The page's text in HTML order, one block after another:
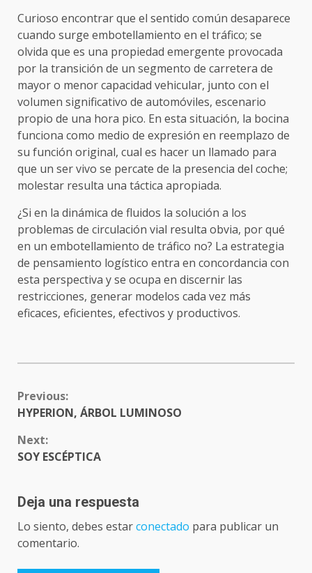
Curioso encontrar que el sentido común desaparece
cuando surge embotellamiento en el tráfico; se
olvida que es una propiedad emergente provocada
por la transición de un segmento de carretera de
mayor o menor capacidad vehicular, junto con el
volumen significativo de automóviles, escenario
propio de una hora pico. En esta situación, la bocina
funciona como medio de expresión en reemplazo de
su función original, cual es hacer un llamado para
que un ser vivo se percate de la presencia del coche;
molestar resulta una táctica apropiada.
¿Si en la dinámica de fluidos la solución a los
problemas de circulación vial resulta obvia, por qué
en un embotellamiento de tráfico no? La estrategia
de pensamiento logístico entra en concordancia con
esta perspectiva y se ocupa en discernir las
restricciones, generar modelos cada vez más
eficaces, eficientes, efectivos y productivos.
CONTINUE
READING
Previous:
HYPERION, ÁRBOL LUMINOSO
Next:
SOY ESCÉPTICA
Deja una respuesta
Lo siento, debes estarconectado para publicar un
comentario.